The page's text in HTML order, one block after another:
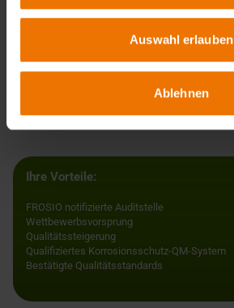
Auswahl erlauben
Ablehnen
Online-Register FROSIO-GuiD-CP
Online-Register
Ihre Vorteile:
FROSIO notifizierte Auditstelle
Wettbewerbsvorsprung
Qualitätssteigerung
Qualifiziertes Korrosionsschutz-QM-System
Bestätigte Qualitätsstandards